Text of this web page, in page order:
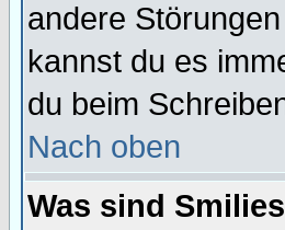
andere
kannst du es
du beim
Nach oben
Was sind